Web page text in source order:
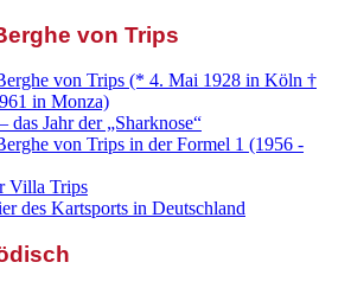
von Trips
von Trips (* 4. Mai 1928 in Köln †
in Monza)
das Jahr der „Sharknose“
von Trips in der Formel 1 (1956 -
Villa Trips
des Kartsports in Deutschland